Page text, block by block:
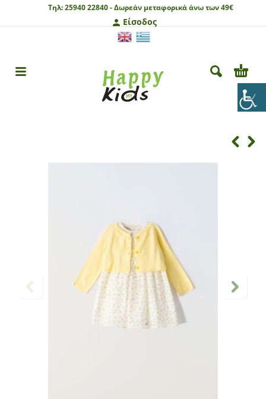
Τηλ:25940 22840 -Δωρεάν μεταφορικά άνω των 49€
Είσοδος